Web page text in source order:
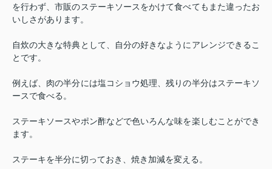
を行わず、市販のステーキソースをかけて食べてもまた違ったお
いしさがあります。
自炊の大きな特典として、自分の好きなようにアレンジできるこ
とです。
例えば、肉の半分には塩コショウ処理、残りの半分はステーキソ
ースで食べる。
ステーキソースやポン酢などで色いろんな味を楽しむことができ
ます。
ステーキを半分に切っておき、焼き加減を変える。